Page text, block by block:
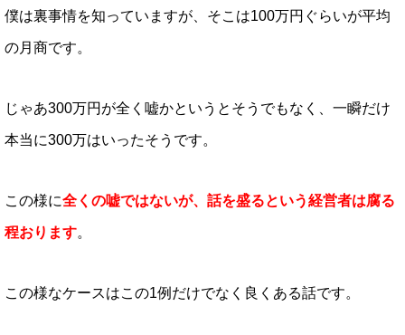
僕は裏事情を知っていますが、そこは100万円ぐらいが平均
の月商です。
じゃあ300万円が全く嘘かというとそうでもなく、一瞬だけ
本当に300万はいったそうです。
この様に全くの嘘ではないが、話を盛るという経営者は腐る
程おります。
この様なケースはこの1例だけでなく良くある話です。